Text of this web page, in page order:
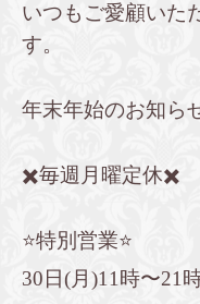
いつもご愛顧いた
す。
年末年始のお知ら
✖️毎週月曜定休✖️
⭐️特別営業⭐️
30日(月)11時〜21